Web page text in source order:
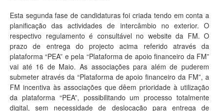
Esta segunda fase de candidaturas foi criada tendo em conta a
planificação das actividades de intercâmbio no exterior. O
respectivo regulamento é consultável no website da FM. O
prazo de entrega do projecto acima referido através da
plataforma “PEA” e pela “Plataforma de apoio financeiro da FM”
vai até 16 de Maio. As associações para além de puderem
submeter através da “Plataforma de apoio financeiro da FM”, a
FM incentiva às associações que dêem prioridade à utilização
da plataforma “PEA”, possibilitando um processo totalmente
digital, sem necessidade de deslocação para entrega de